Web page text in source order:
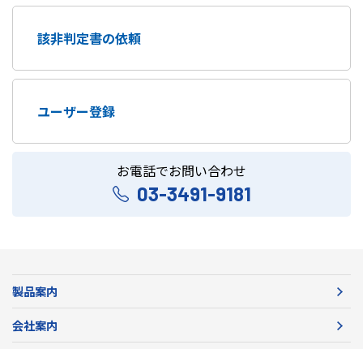
該非判定書の依頼
ユーザー登録
お電話でお問い合わせ
03-3491-9181
製品案内
会社案内